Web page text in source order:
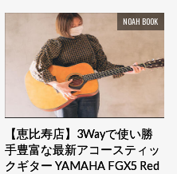
NOAH BOOK
【恵比寿店】3Wayで使い勝
手豊富な最新アコースティッ
クギター YAMAHA FGX5 Red